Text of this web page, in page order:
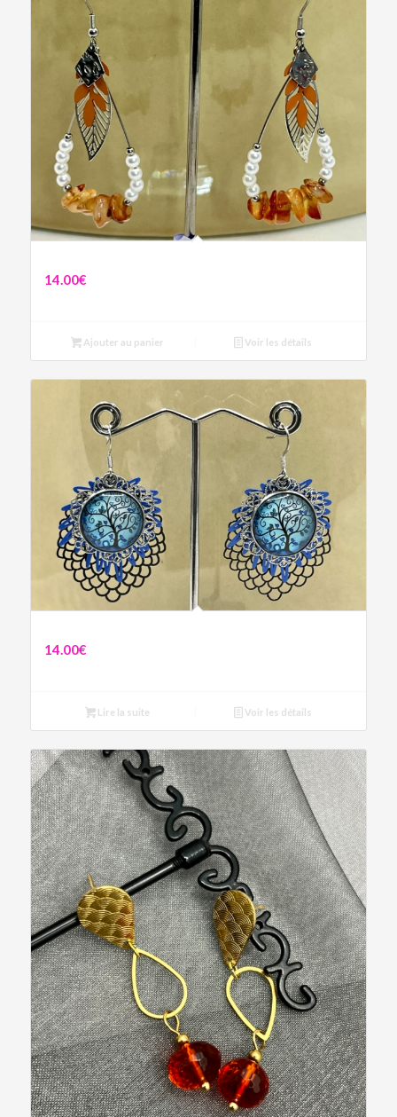
14.00€
Ajouter au panier Voir les détails
14.00€
Lire la suite Voir les détails